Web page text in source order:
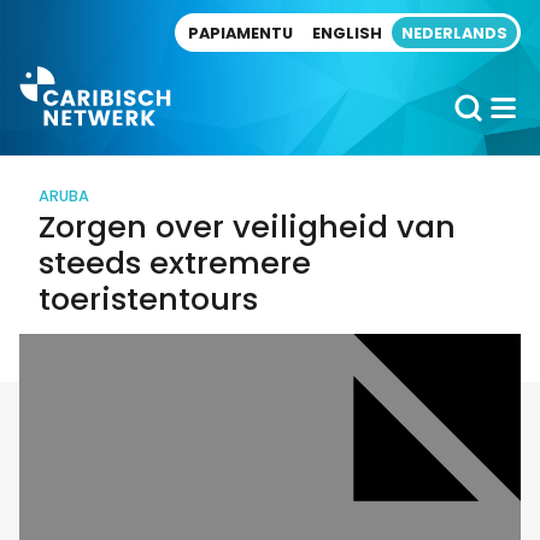
PAPIAMENTU ENGLISH NEDERLANDS
ARUBA
Zorgen over veiligheid van
steeds extremere
toeristentours